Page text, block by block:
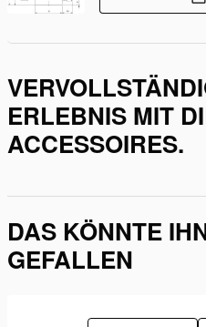
ERLEBNIS MIT
ACCESSOIRES.
DAS KÖNNTE
GEFALLEN